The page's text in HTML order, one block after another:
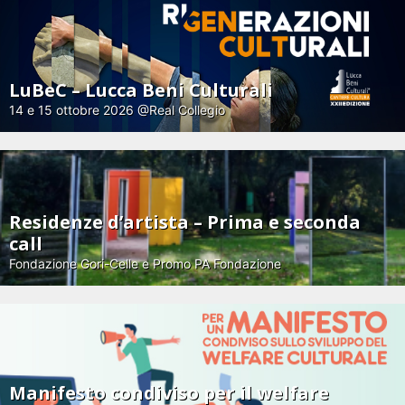
LuBeC – Lucca Beni Culturali
14 e 15 ottobre 2026 @Real Collegio
Residenze d’artista – Prima e seconda
call
Fondazione Gori-Celle e Promo PA Fondazione
Manifesto condiviso per il welfare